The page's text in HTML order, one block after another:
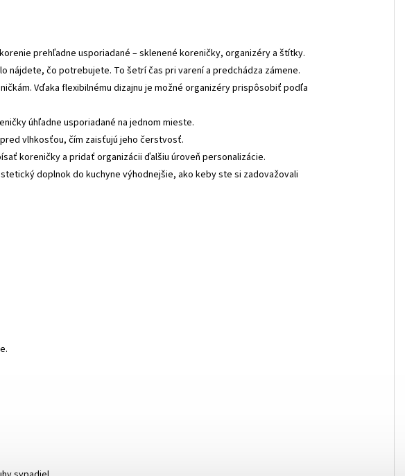
prehľadne usporiadané – sklenené koreničky, organizéry a štítky.
nájdete, čo potrebujete. To šetrí čas pri varení a predchádza zámene.
Vďaka flexibilnému dizajnu je možné organizéry prispôsobiť podľa
úhľadne usporiadané na jednom mieste.
vlhkosťou, čím zaisťujú jeho čerstvosť.
koreničky a pridať organizácii ďalšiu úroveň personalizácie.
doplnok do kuchyne výhodnejšie, ako keby ste si zadovažovali